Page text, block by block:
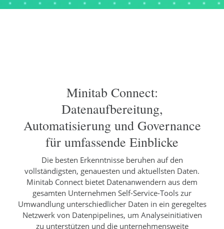
Minitab Connect:
Datenaufbereitung,
Automatisierung und Governance
für umfassende Einblicke
Die besten Erkenntnisse beruhen auf den
vollständigsten, genauesten und aktuellsten Daten.
Minitab Connect bietet Datenanwendern aus dem
gesamten Unternehmen Self-Service-Tools zur
Umwandlung unterschiedlicher Daten in ein geregeltes
Netzwerk von Datenpipelines, um Analyseinitiativen
zu unterstützen und die unternehmensweite